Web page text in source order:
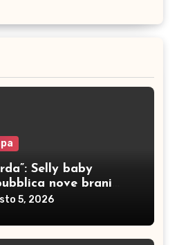
Selly baby
nove brani
5, 2026